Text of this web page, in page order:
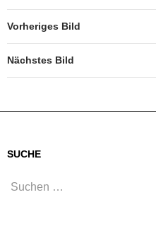
Vorheriges Bild
Nächstes Bild
SUCHE
Suchen